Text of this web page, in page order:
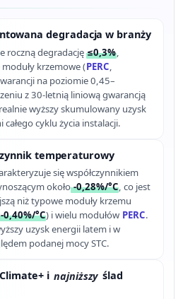
degradacja w branży
roczną degradację≤0,3%,
krzemowe (PERC,
na poziomie 0,45–
z 30-letnią liniową gwarancją
wyższy skumulowany uzysk
cyklu życia instalacji.
temperaturowy
się współczynnikiem
około-0,28%/°C, co jest
niż typowe moduły krzemu
0,40%/°C) i wielu modułów PERC.
uzysk energii latem i w
podanej mocy STC.
i najniższy ślad